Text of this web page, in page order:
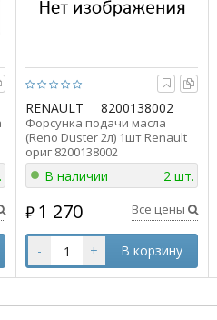
RENAULT 8200138002
Форсунка подачи масла
(Reno Duster 2л) 1шт Renault
ориг 8200138002
В наличии 2 шт.
₽ 1 270 Все цены
- + В корзину